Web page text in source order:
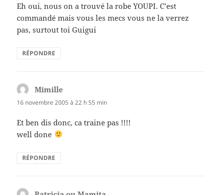
Eh oui, nous on a trouvé la robe YOUPI. C’est
commandé mais vous les mecs vous ne la verrez
pas, surtout toi Guigui
RÉPONDRE
Mimille
16 novembre 2005 à 22 h 55 min
Et ben dis donc, ca traine pas !!!!
well done
RÉPONDRE